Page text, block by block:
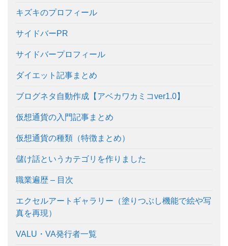
キズキのプロフィール
サイドバーPR
サイドバープロフィール
ダイエット記事まとめ
ブログネタ自動作成【アベカワカミコver1.0】
仮想通貨の入門記事まとめ
仮想通貨の種類（特徴まとめ）
儲け話というカテゴリを作りました
職業遍歴 – 目次
エクセルアートギャラリー（塗りつぶし機能で絵や写
真を再現）
VALU・VA発行者一覧